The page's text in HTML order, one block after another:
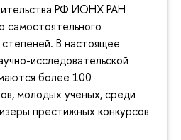
РФ ИОНХ РАН
самостоятельного
В настоящее
исследовательской
более 100
молодых ученых, среди
престижных конкурсов